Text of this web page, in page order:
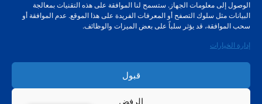
الوصول إلى معلومات الجهاز. ستسمح لنا الموافقة على هذه التقنيات بمعالجة
البيانات مثل سلوك التصفح أو المعرفات الفريدة على هذا الموقع. عدم الموافقة أو
سحب الموافقة، قد يؤثر سلباً على بعض الميزات والوظائف.
إدارة الخيارات
قبول
الرفض
اتصل بنا
info@fuchuncasting.com
0086-574-89017169
قرية ليكسي، مدينة هنغشي، منطقة ينزهو، نينغبو، تشجيانغ،
حقوق الطبع والنشر © 2025، شركة فوشون للمسبوكات الدقيقة